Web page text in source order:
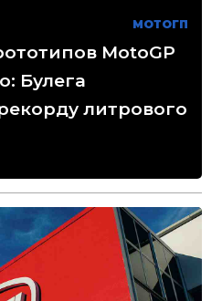
МОТОГП
MotoGP
Булега
литрового